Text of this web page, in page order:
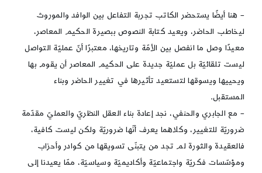
– هنا أيضًا يستحضر الكاتب تجربة التفاعل بين الوافد والموروث
ليخاطب الحاضر، ويعيد كتابة النصوص ببصيرة الحكيم المعاصر،
معيدًا وصل ما انفصل بين الأمّة وتاريخها، معتبرًا أنّ عمليّة التواصل
ليست تلقائيّة بل عمليّة جديدة على الحكيم المعاصر أن يقوم بها
ويحييها ويسوقها لتستعيد تأثيرها في تغيير الحاضر وبناء
المستقبل.
– مع الجابري والحنفي، نجد إعادة بناء العقل النظريّ والعمليّ مقدّمة
ضروريّة للتغيير، وكلاهما يعرف أنّها ضروريّة ولكن ليست كافية،
فالعقيدة والثورة لم تجد من يتبنّى تسويقها من كوادر وأحزاب
ومؤسّسات فكريّة واجتماعيّة وأكاديميّة وسياسيّة، ممّا يعيدنا إلى